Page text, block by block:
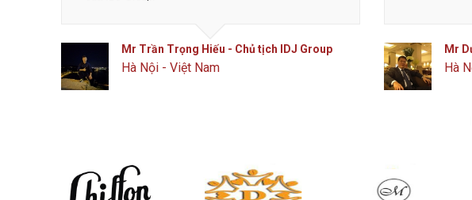
Anh Toản - CTO Công ty CP công nghệ phân
phối Flanet
Mr